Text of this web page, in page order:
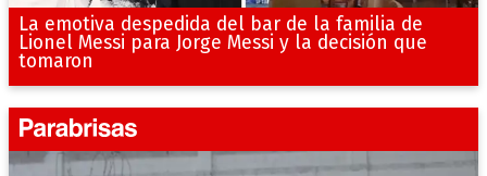
La emotiva despedida del bar de la familia de
Lionel Messi para Jorge Messi y la decisión que
tomaron